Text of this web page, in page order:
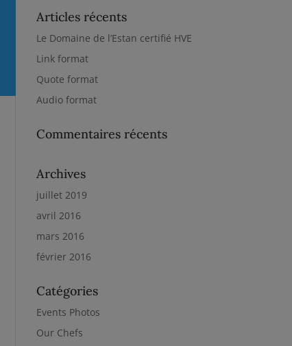
Articles récents
Le Domaine de l’Estan certifié HVE
Link format
Quote format
Audio format
Commentaires récents
Archives
juillet 2019
avril 2016
mars 2016
février 2016
Catégories
Events Photos
Our Chefs